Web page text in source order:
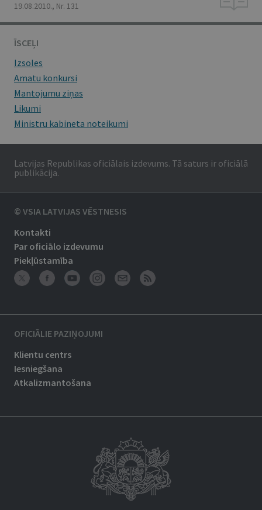
19.08.2010., Nr. 131
ĪSCEĻI
Izsoles
Amatu konkursi
Mantojumu ziņas
Likumi
Ministru kabineta noteikumi
Latvijas Republikas oficiālais izdevums. Tā saturs ir oficiālā
publikācija.
© VSIA LATVIJAS VĒSTNESIS
Kontakti
Par oficiālo izdevumu
Piekļūstamība
OFICIĀLIE PAZIŅOJUMI
Klientu centrs
Iesniegšana
Atkalizmantošana